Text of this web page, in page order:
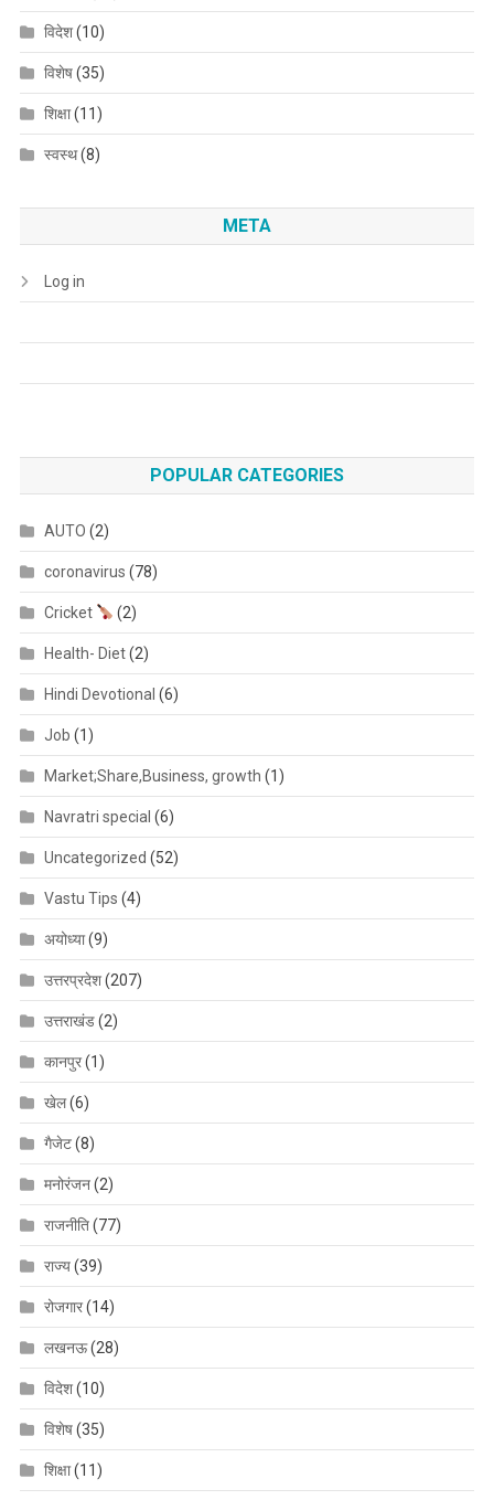
विदेश(10)
विशेष(35)
शिक्षा(11)
स्वस्थ(8)
META
Log in
POPULAR CATEGORIES
AUTO (2)
coronavirus (78)
Cricket (2)
Health- Diet(2)
Hindi Devotional (6)
Job (1)
Market;Share,Business, growth (1)
Navratri special (6)
Uncategorized (52)
Vastu Tips (4)
अयोध्या(9)
उत्तरप्रदेश(207)
उत्तराखंड(2)
कानपुर(1)
खेल(6)
गैजेट(8)
मनोरंजन(2)
राजनीति(77)
राज्य(39)
रोजगार(14)
लखनऊ(28)
विदेश(10)
विशेष(35)
शिक्षा(11)